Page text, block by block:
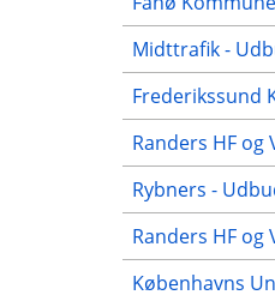
Midttrafik -
Frederikssund
Randers HF og
Rybners -
Randers HF
Københavns